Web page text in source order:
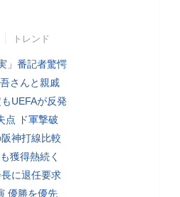
トレンド
」番記者驚愕
さんと親戚
UEFAが反発
点 ド軍撃破
神打線比較
獲得熱続く
に退任要求
優勝を優先